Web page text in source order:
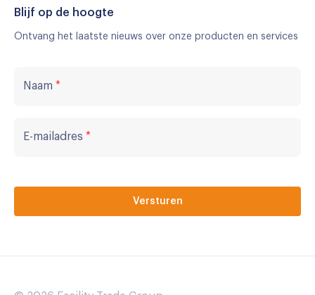
Blijf op de hoogte
Ontvang het laatste nieuws over onze producten en services
Naam *
E-mailadres *